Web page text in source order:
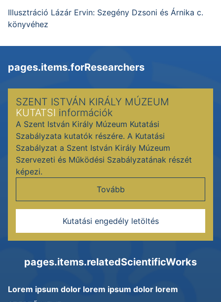
Illusztráció Lázár Ervin: Szegény Dzsoni és Árnika c.
könyvéhez
pages.items.forResearchers
SZENT ISTVÁN KIRÁLY MÚZEUM
KUTATSI információk
A Szent István Király Múzeum Kutatási
Szabályzata kutatók részére. A Kutatási
Szabályzat a Szent István Király Múzeum
Szervezeti és Működési Szabályzatának részét
képezi.
Tovább
Kutatási engedély letöltés
pages.items.relatedScientificWorks
Lorem ipsum dolor lorem ipsum dolor lorem